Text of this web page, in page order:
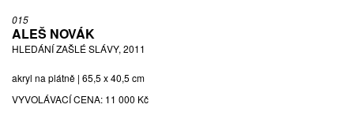
015
ALEŠ NOVÁK
HLEDÁNÍ ZAŠLÉ SLÁVY, 2011
akryl na plátně | 65,5 x 40,5 cm
VYVOLÁVACÍ CENA: 11 000 Kč